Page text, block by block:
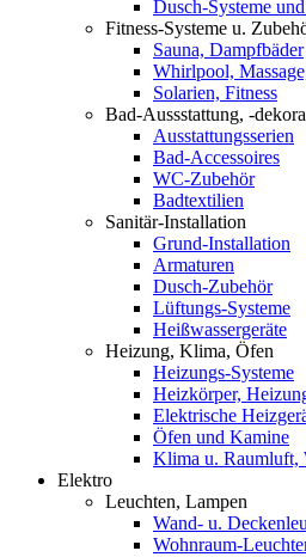
Dusch-Systeme
Fitness-Systeme u.
Sauna, Dampfbäder
Whirlpool,
Solarien, Fitness
Bad-Aussstattung, -
Ausstattungsserien
Bad-Accessoires
WC-Zubehör
Badtextilien
Sanitär-Installation
Grund-Installation
Armaturen
Dusch-Zubehör
Lüftungs-Systeme
Heißwassergeräte
Heizung, Klima, Öfen
Heizungs-Systeme
Heizkörper,
Elektrische
Öfen und Kamine
Klima u. Raumluft,
Elektro
Leuchten, Lampen
Wand- u.
Wohnraum-